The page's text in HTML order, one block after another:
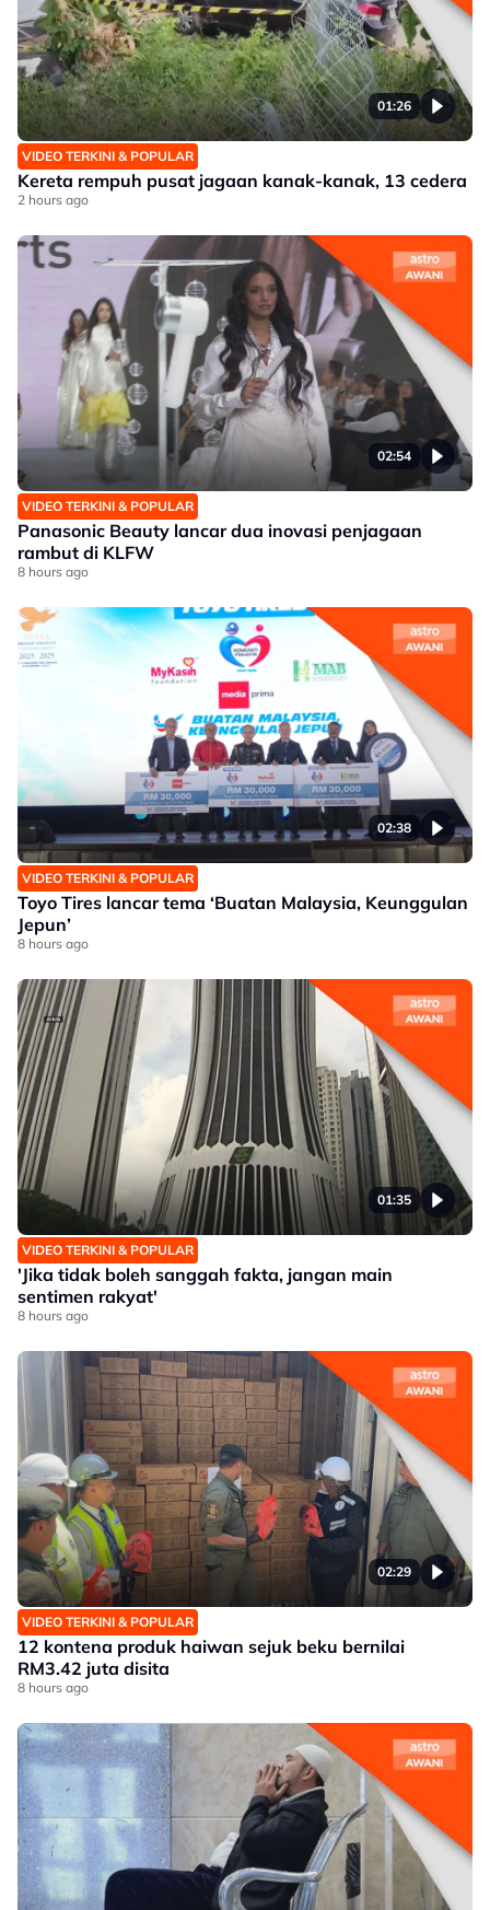
01:26
VIDEO TERKINI & POPULAR
Kereta rempuh pusat jagaan kanak-kanak, 13 cedera
2 hours ago
02:54
VIDEO TERKINI & POPULAR
Panasonic Beauty lancar dua inovasi penjagaan
rambut di KLFW
8 hours ago
02:38
VIDEO TERKINI & POPULAR
Toyo Tires lancar tema ‘Buatan Malaysia, Keunggulan
Jepun’
8 hours ago
01:35
VIDEO TERKINI & POPULAR
'Jika tidak boleh sanggah fakta, jangan main
sentimen rakyat'
8 hours ago
02:29
VIDEO TERKINI & POPULAR
12 kontena produk haiwan sejuk beku bernilai
RM3.42 juta disita
8 hours ago